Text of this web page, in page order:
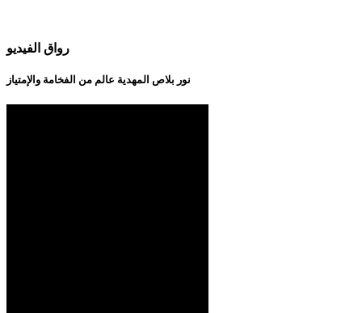
رواق الفيديو
نور بلاص المهدية عالم من الفخامة والإمتياز